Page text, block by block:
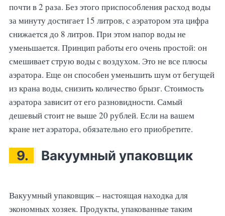
почти в 2 раза. Без этого приспособления расход воды
за минуту достигает 15 литров, с аэратором эта цифра
снижается до 8 литров. При этом напор воды не
уменьшается. Принцип работы его очень простой: он
смешивает струю воды с воздухом. Это не все плюсы
аэратора. Еще он способен уменьшить шум от бегущей
из крана воды, снизить количество брызг. Стоимость
аэратора зависит от его разновидности. Самый
дешевый стоит не выше 20 рублей. Если на вашем
кране нет аэратора, обязательно его приобретите.
9. Вакуумный упаковщик
Вакуумный упаковщик – настоящая находка для
экономных хозяек. Продукты, упакованные таким